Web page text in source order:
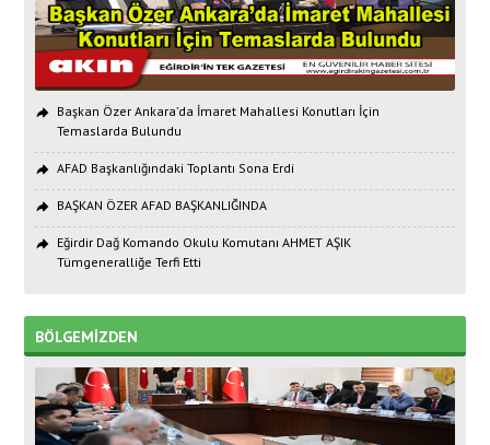
Başkan Özer Ankara’da İmaret Mahallesi Konutları İçin
Temaslarda Bulundu
AFAD Başkanlığındaki Toplantı Sona Erdi
BAŞKAN ÖZER AFAD BAŞKANLIĞINDA
Eğirdir Dağ Komando Okulu Komutanı AHMET AŞIK
Tümgeneralliğe Terfi Etti
BÖLGEMİZDEN